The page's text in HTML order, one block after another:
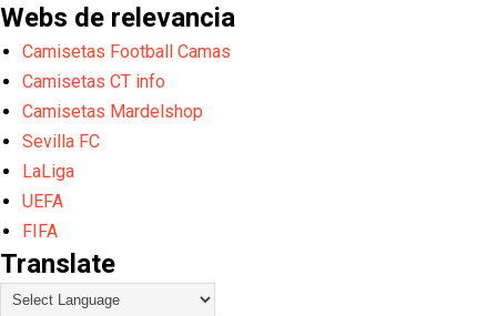
Webs de relevancia
Camisetas Football Camas
Camisetas CT info
Camisetas Mardelshop
Sevilla FC
LaLiga
UEFA
FIFA
Translate